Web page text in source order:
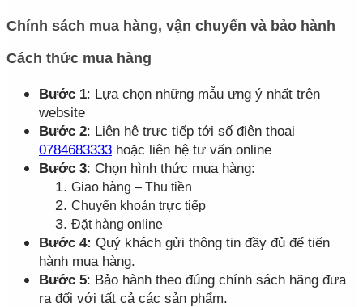
Chính sách mua hàng, vận chuyển và bảo hành
Cách thức mua hàng
Bước 1: Lựa chọn những mẫu ưng ý nhất trên
website
Bước 2: Liên hệ trực tiếp tới số điện thoại
0784683333 hoặc liên hệ tư vấn online
Bước 3: Chọn hình thức mua hàng:
Giao hàng – Thu tiền
Chuyển khoản trực tiếp
Đặt hàng online
Bước 4: Quý khách gửi thông tin đầy đủ để tiến
hành mua hàng.
Bước 5: Bảo hành theo đúng chính sách hãng đưa
ra đối với tất cả các sản phẩm.